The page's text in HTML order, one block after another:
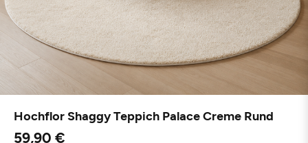
Hochflor Shaggy Teppich Palace Creme Rund
59,90 €